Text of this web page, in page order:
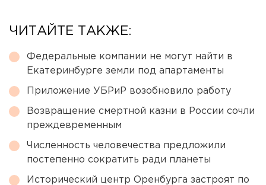
ЧИТАЙТЕ ТАКЖЕ:
Федеральные компании не могут найти в
Екатеринбурге земли под апартаменты
Приложение УБРиР возобновило работу
Возвращение смертной казни в России сочли
преждевременным
Численность человечества предложили
постепенно сократить ради планеты
Исторический центр Оренбурга застроят по